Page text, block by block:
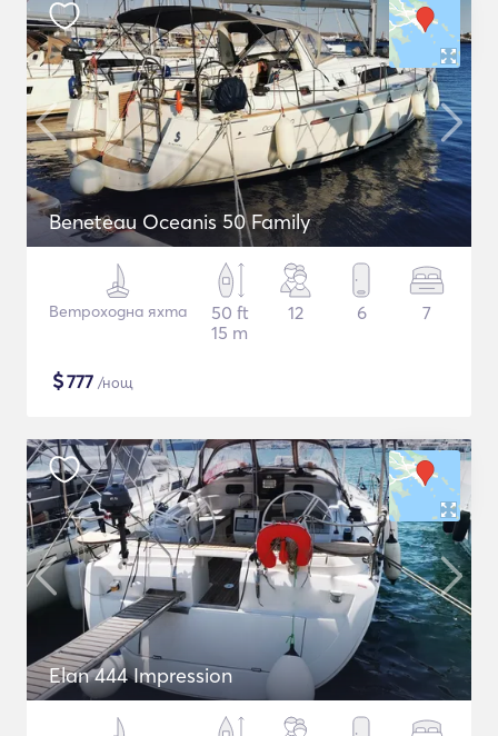
Beneteau Oceanis 50 Family
Ветроходна яхта
50 ft
15 m
12 6 7
$777 /нощ
Elan 444 Impression